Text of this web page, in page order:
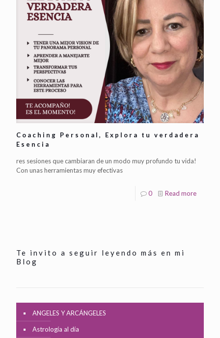
Coaching Personal, Explora tu verdadera
Esencia
res sesiones que cambiaran de un modo muy profundo tu vida!
Con unas herramientas muy efectivas
0 Read more
Te invito a seguir leyendo más en mi
Blog
ANGELES Y ARCÁNGELES
Astrología al día